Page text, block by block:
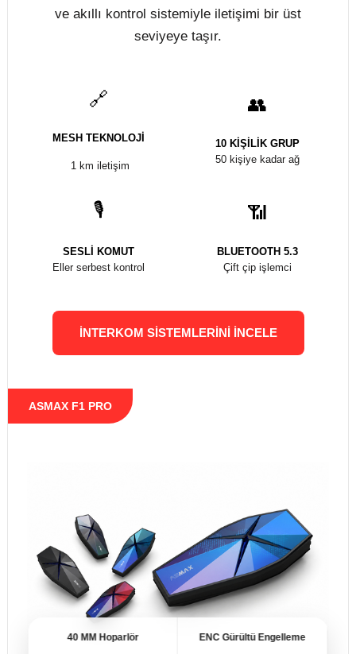
komut teknolojisi sayesinde hiçbir tuşa
dokunmadan iletişimi, müziği ve navigasyonu
SESLI KOMUT
MESH TEKNOLOJI
1 KM MESAFE
IPX7
NUKROTECH N6 PRO